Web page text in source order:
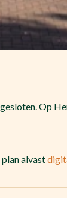
Op
alvast